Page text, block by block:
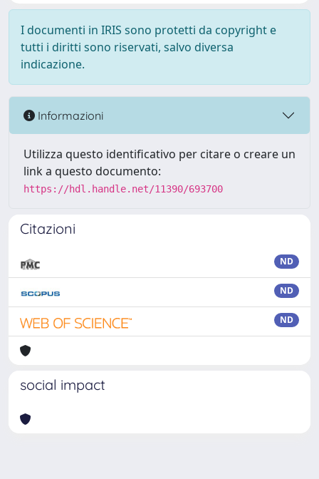
I documenti in IRIS sono protetti da copyright e
tutti i diritti sono riservati, salvo diversa
indicazione.
Informazioni
Utilizza questo identificativo per citare o creare un
link a questo documento:
https://hdl.handle.net/11390/693700
Citazioni
ND
ND
ND
social impact